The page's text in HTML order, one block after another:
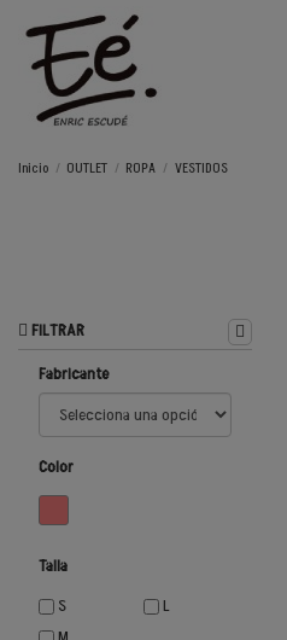
Inicio OUTLET ROPA VESTIDOS
FILTRAR
Fabricante
Color
Talla
S
L